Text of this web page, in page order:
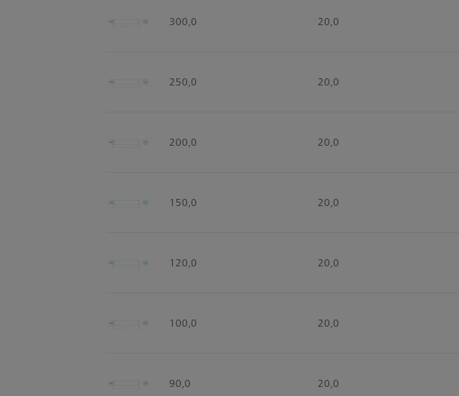
300,0 20,0
250,0 20,0
200,0 20,0
150,0 20,0
120,0 20,0
100,0 20,0
90,0 20,0